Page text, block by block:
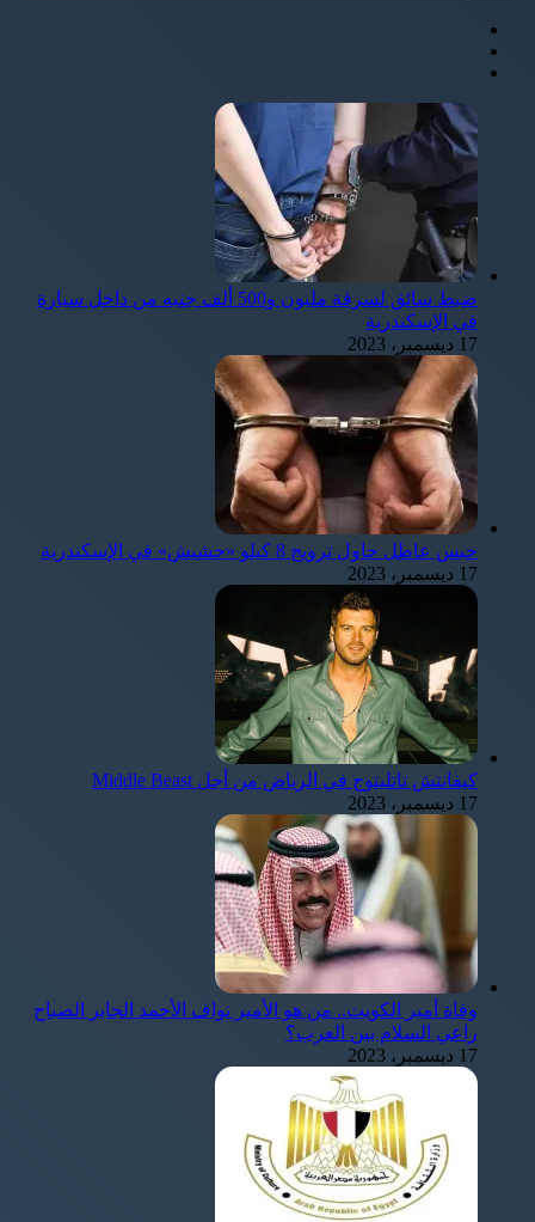
ضبط سائق لسرقة مليون و500 ألف جنيه من داخل سيارة
في الإسكندرية
17 ديسمبر، 2023
حبس عاطل حاول ترويج 8 كيلو «حشيش» في الإسكندرية
17 ديسمبر، 2023
كيفانتش تاتليتوج في الرياض من أجل Middle Beast
17 ديسمبر، 2023
وفاة أمير الكويت.. من هو الأمير نواف الأحمد الجابر الصباح
راعي السلام بين العرب؟
17 ديسمبر، 2023